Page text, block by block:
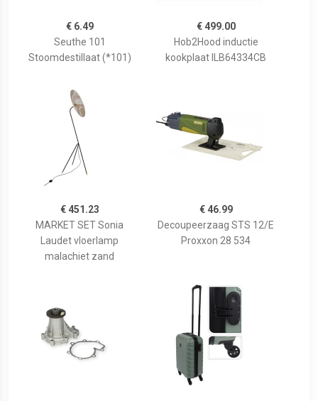
€ 6.49
Seuthe 101
Stoomdestillaat (*101)
€ 499.00
Hob2Hood inductie
kookplaat ILB64334CB
€ 451.23
MARKET SET Sonia
Laudet vloerlamp
malachiet zand
€ 46.99
Decoupeerzaag STS 12/E
Proxxon 28 534